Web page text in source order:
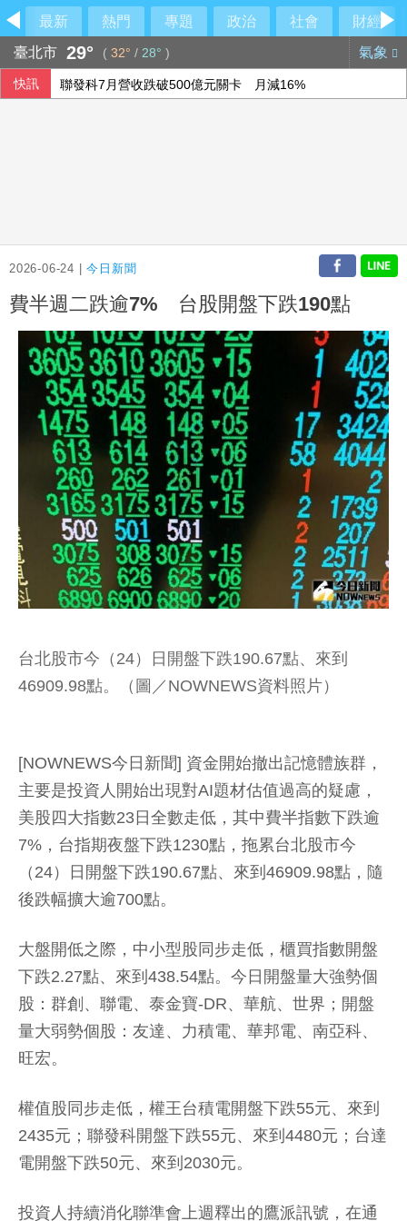
最新 熱門 專題 政治 社會
財經
臺北市 29° ( 32° / 28° ) 氣象
快訊 聯發科7月營收跌破500億元關卡 月減16%
2026-06-24 |今日新聞
費半週二跌逾7% 台股開盤下跌190點
台北股市今（24）日開盤下跌190.67點、來到
46909.98點。（圖／NOWNEWS資料照片）
[NOWNEWS今日新聞] 資金開始撤出記憶體族群，
主要是投資人開始出現對AI題材估值過高的疑慮，
美股四大指數23日全數走低，其中費半指數下跌逾
7%，台指期夜盤下跌1230點，拖累台北股市今
（24）日開盤下跌190.67點、來到46909.98點，隨
後跌幅擴大逾700點。
大盤開低之際，中小型股同步走低，櫃買指數開盤
下跌2.27點、來到438.54點。今日開盤量大強勢個
股：群創、聯電、泰金寶-DR、華航、世界；開盤
量大弱勢個股：友達、力積電、華邦電、南亞科、
旺宏。
權值股同步走低，權王台積電開盤下跌55元、來到
2435元；聯發科開盤下跌55元、來到4480元；台達
電開盤下跌50元、來到2030元。
投資人持續消化聯準會上週釋出的鷹派訊號，在通